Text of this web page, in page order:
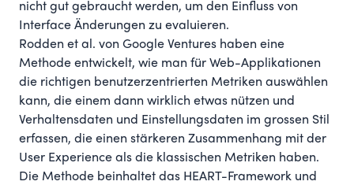
nicht gut gebraucht werden, um den Einfluss von
Interface Änderungen zu evaluieren.
Rodden et al. von Google Ventures haben eine
Methode entwickelt, wie man für Web-Applikationen
die richtigen benutzerzentrierten Metriken auswählen
kann, die einem dann wirklich etwas nützen und
Verhaltensdaten und Einstellungsdaten im grossen Stil
erfassen, die einen stärkeren Zusammenhang mit der
User Experience als die klassischen Metriken haben.
Die Methode beinhaltet das HEART-Framework und